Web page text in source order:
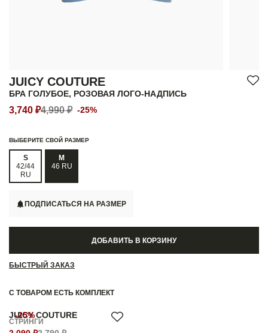
JUICY COUTURE
БРА ГОЛУБОЕ, РОЗОВАЯ ЛОГО-НАДПИСЬ
3,740 ₽4,990 ₽ -25%
ВЫБЕРИТЕ СВОЙ РАЗМЕР
S
42/44
RU
M
46 RU
ПОДПИСАТЬСЯ НА РАЗМЕР
ДОБАВИТЬ В КОРЗИНУ
БЫСТРЫЙ ЗАКАЗ
С ТОВАРОМ ЕСТЬ КОМПЛЕКТ
-25%
JUICY COUTURE
СТРИНГИ